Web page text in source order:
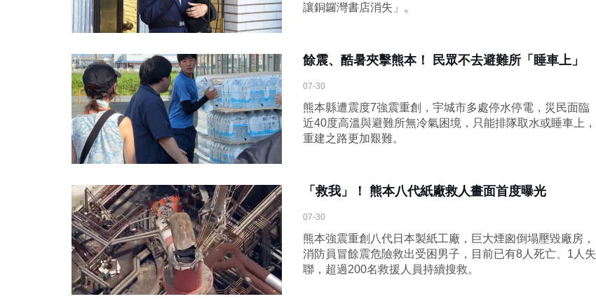
讓銅鑼灣書店消失」。
餘震、酷暑夾擊熊本！ 民眾不去避難所「睡車上」
07-30
熊本縣遭震度7強震重創，宇城市多處停水停電，災民面臨
近40度高溫與避難所無冷氣困境，只能排隊取水或睡車上，
重建之路更加艱難。
「救我」！ 熊本八代紙廠救人畫面首度曝光
07-30
熊本強震重創八代日本製紙工廠，巨大煙囪倒塌壓毀廠房，
消防員冒餘震危險救出受困男子，目前已有8人死亡、1人失
聯，超過200名救援人員持續搜救。